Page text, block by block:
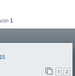
von 1
1 2